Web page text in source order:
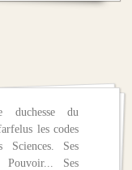
duchesse du
les codes
Sciences. Ses
Pouvoir... Ses